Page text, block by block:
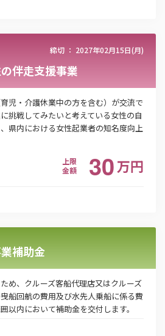
ード」ボタンを押下した時点
規約に同意したものとみなさ
締切 ： 2027年02月15日(月)
伴走支援事業
児・介護休業中の方を含む）が交流で
挑戦してみたいと考えている女性の自
県内における女性起業者の知名度向上
上限
金額
30万円
補助金
め、クルーズ客船代理店又はクルーズ
船回航の費用及び水先人乗船に係る費
以内において補助金を交付します。